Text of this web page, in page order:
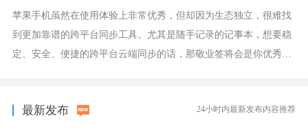
苹果手机虽然在使用体验上非常优秀，但却因为生态独立，很难找
到更加靠谱的跨平台同步工具。尤其是随手记录的记事本，想要稳
定、安全、便捷的跨平台云端同步的话，那敬业签将会是你优秀的
最新发布 24小时内最新发布内容推荐